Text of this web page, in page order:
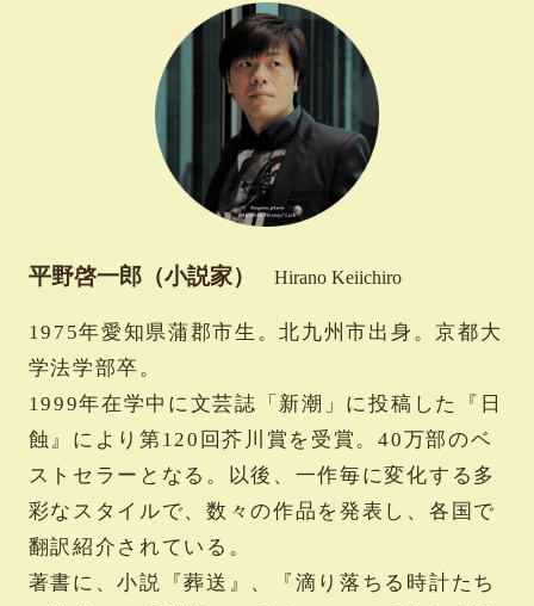
平野啓一郎（小説家）
1975年愛知県蒲郡市生。北九州市出身。京都大
学法学部卒。
1999年在学中に文芸誌「新潮」に投稿した『日
蝕』により第120回芥川賞を受賞。40万部のベ
ストセラーとなる。以後、一作毎に変化する多
彩なスタイルで、数々の作品を発表し、各国で
翻訳紹介されている。
著書に、小説『葬送』、『滴り落ちる時計たち